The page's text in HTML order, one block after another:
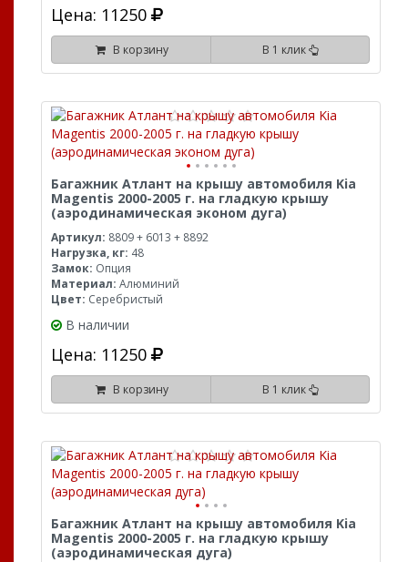
Цена: 11250
В корзину В 1 клик
Багажник Атлант на крышу автомобиля Kia
Magentis 2000-2005 г. на гладкую крышу
(аэродинамическая эконом дуга)
Артикул: 8809 + 6013 + 8892
Нагрузка, кг: 48
Замок: Опция
Материал: Алюминий
Цвет: Серебристый
В наличии
Цена: 11250
В корзину В 1 клик
Багажник Атлант на крышу автомобиля Kia
Magentis 2000-2005 г. на гладкую крышу
(аэродинамическая дуга)